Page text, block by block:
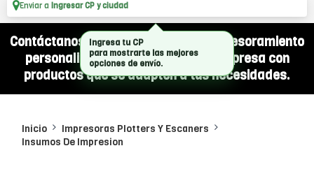
Enviar a Ingresar CP y ciudad
Contáctanos por WhatsApp y recibí asesoramiento
personalizado para equipar a tu empresa con
productos que se adapten a tus necesidades.
Inicio
Impresoras Plotters Y Escaners
Insumos De Impresion
Ingresa tu CP
para mostrarte las mejores
opciones de envío.